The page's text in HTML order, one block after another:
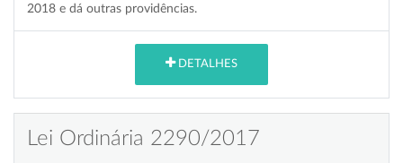
2018 e dá outras providências.
DETALHES
Lei Ordinária 2290/2017